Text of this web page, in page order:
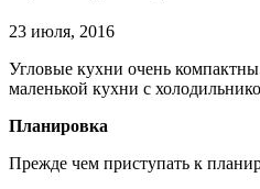
23 июля, 2016
Угловые кухни очень
маленькой кухни с
Планировка
Прежде чем приступать к